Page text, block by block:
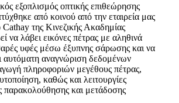
εξοπλισμός οπτικής επιθεώρησης
από κοινού από την εταιρεία μας
Cathay της Κινεζικής Ακαδημίας
να λάβει εικόνες πέτρας με αληθινά
υφές μέσω έξυπνης σάρωσης και να
αυτόματη αναγνώριση δεδομένων
πληροφοριών μεγέθους πέτρας,
καθώς και λειτουργίες
και μετάδοσης